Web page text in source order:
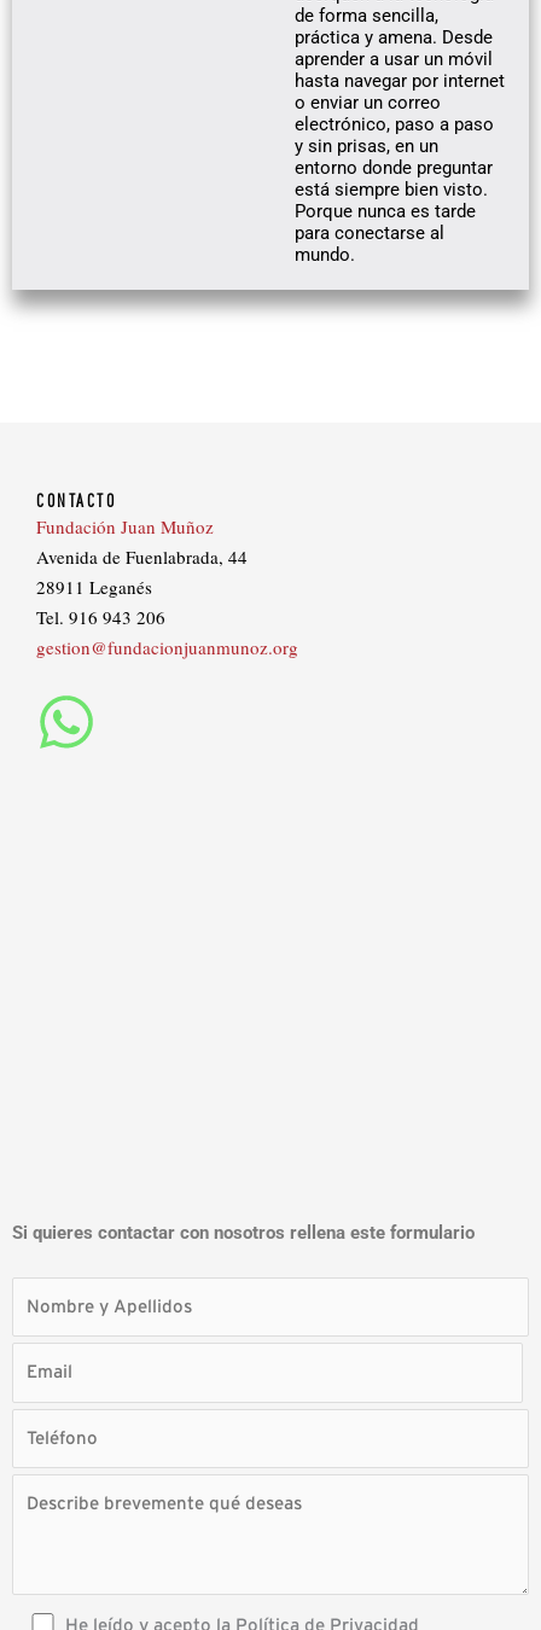
de forma sencilla,
práctica y amena. Desde
aprender a usar un móvil
hasta navegar por internet
o enviar un correo
electrónico, paso a paso
y sin prisas, en un
entorno donde preguntar
está siempre bien visto.
Porque nunca es tarde
para conectarse al
mundo.
CONTACTO
Fundación Juan Muñoz
Avenida de Fuenlabrada, 44
28911 Leganés
Tel. 916 943 206
gestion@fundacionjuanmunoz.org
Si quieres contactar con nosotros rellena este formulario
He leído y acepto la Política de Privacidad